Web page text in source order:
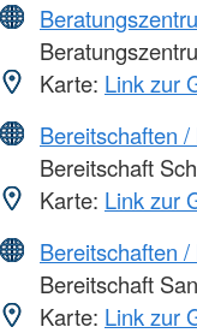
Karte: Link zur
Bereitschaften
Bereitschaft
Karte: Link zur
Bereitschaften
Bereitschaft
Karte: Link zur